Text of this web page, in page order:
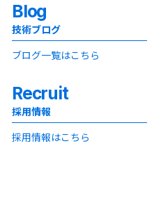
Blog
技術ブログ
ブログ一覧はこちら
Recruit
採用情報
採用情報はこちら